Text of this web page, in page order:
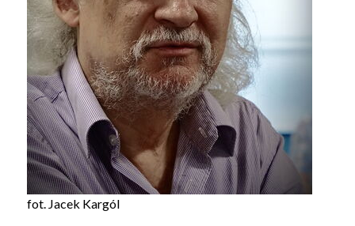
fot. Jacek Kargól